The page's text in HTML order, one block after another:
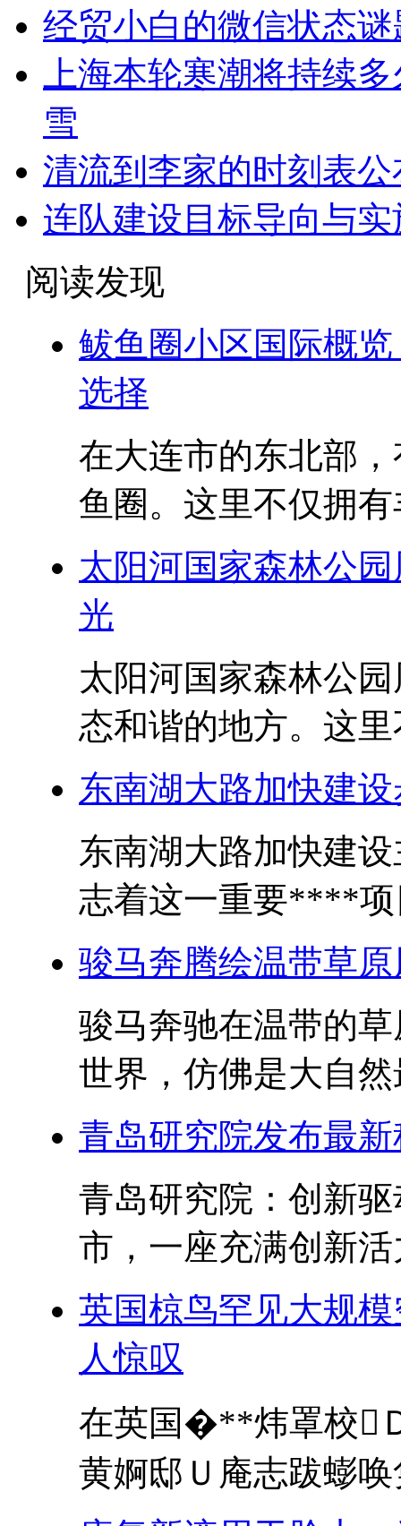
经贸小白的微信状态
上海本轮寒潮将持续
雪
清流到李家的时刻表公
连队建设目标导向与
阅读发现
鲅鱼圈小区国际概
选择
在大连市的东北部
鱼圈。这里不仅拥
太阳河国家森林公
光
太阳河国家森林公
态和谐的地方。这
东南湖大路加快建
东南湖大路加快建
志着这一重要****项
骏马奔腾绘温带草
骏马奔驰在温带的
世界，仿佛是大自
青岛研究院发布最
青岛研究院：创新
市，一座充满创新
英国椋鸟罕见大规
人惊叹
在英国�**炜罩校
黄婀邸Ｕ庵志跋蟛